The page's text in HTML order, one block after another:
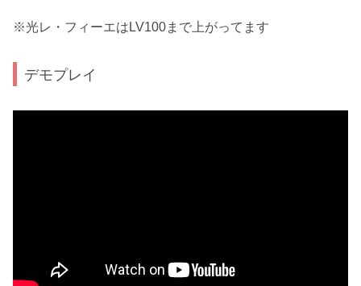
※光レ・フィーエはLV100まで上がってます
デモプレイ